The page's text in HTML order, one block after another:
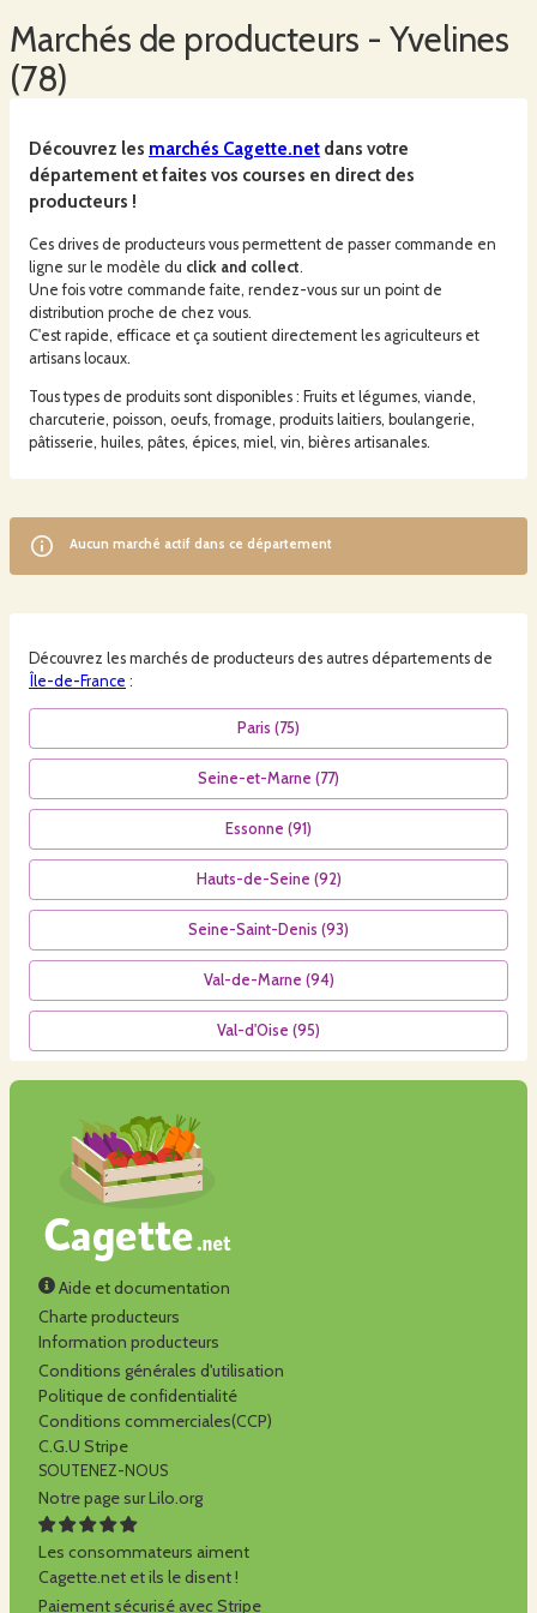
Marchés de producteurs - Yvelines
(78)
Découvrez les marchés Cagette.net dans votre
département et faites vos courses en direct des
producteurs !
Ces drives de producteurs vous permettent de passer commande en
ligne sur le modèle du click and collect.
Une fois votre commande faite, rendez-vous sur un point de
distribution proche de chez vous.
C'est rapide, efficace et ça soutient directement les agriculteurs et
artisans locaux.
Tous types de produits sont disponibles : Fruits et légumes, viande,
charcuterie, poisson, oeufs, fromage, produits laitiers, boulangerie,
pâtisserie, huiles, pâtes, épices, miel, vin, bières artisanales.
Aucun marché actif dans ce département
Découvrez les marchés de producteurs des autres départements de
Île-de-France :
Paris (75)
Seine-et-Marne (77)
Essonne (91)
Hauts-de-Seine (92)
Seine-Saint-Denis (93)
Val-de-Marne (94)
Val-d'Oise (95)
Aide et documentation
Charte producteurs
Information producteurs
Conditions générales d'utilisation
Politique de confidentialité
Conditions commerciales(CCP)
C.G.U Stripe
SOUTENEZ-NOUS
Notre page sur Lilo.org
Les consommateurs aiment
Cagette.net et ils le disent !
Paiement sécurisé avec Stripe